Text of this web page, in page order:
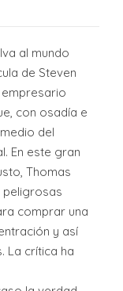
al mundo
de Steven
empresario
con osadía e
del
En este gran
Thomas
peligrosas
comprar una
y así
La crítica ha